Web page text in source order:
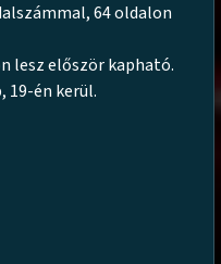
64 oldalon
lesz először kapható.
19-én kerül.